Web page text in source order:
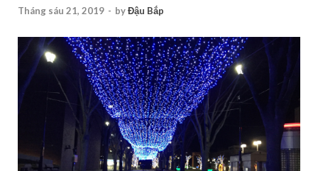
Tháng sáu 21, 2019 - byĐậu Bắp